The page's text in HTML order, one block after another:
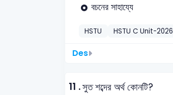
বচনের সাহায্যে
HSTU HSTU C Unit-2026
Des
11 .সুত শব্দের অর্থ কোনটি?